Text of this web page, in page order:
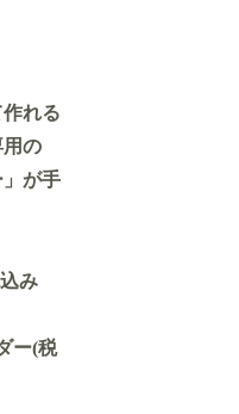
れる
用の
」が手
み
ー(税